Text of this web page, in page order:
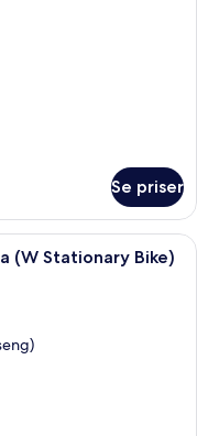
Se priser
med seng,
(W Stationary Bike)